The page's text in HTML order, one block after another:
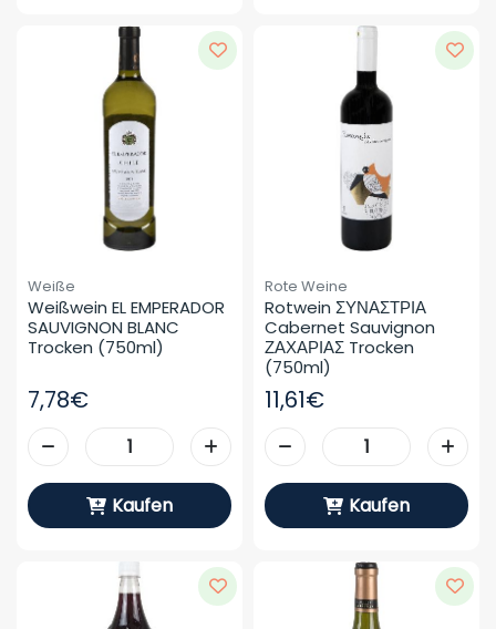
Weiße
Weißwein EL EMPERADOR
SAUVIGNON BLANC
Trocken (750ml)
7,78€
Kaufen
Rote Weine
Rotwein ΣΥΝΑΣΤΡΙΑ
Cabernet Sauvignon
ΖΑΧΑΡΙΑΣ Trocken
(750ml)
11,61€
Kaufen